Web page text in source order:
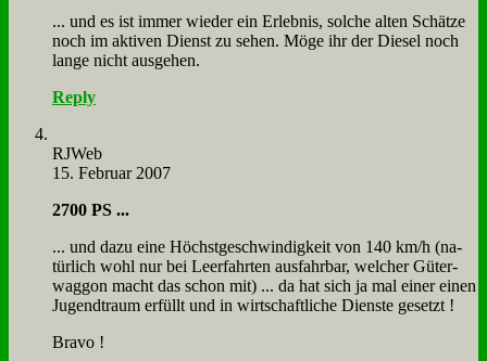
... und es ist im­mer wie­der ein Er­leb­nis, sol­che al­ten Schät­ze
noch im ak­ti­ven Dienst zu se­hen. Mö­ge ihr der Die­sel noch
lan­ge nicht aus­ge­hen.
Reply
RJ­Web
15. Februar 2007
2700 PS ...
... und da­zu ei­ne Höchst­ge­schwin­dig­keit von 140 km/h (na­
tür­lich wohl nur bei Leer­fahr­ten aus­fahr­bar, wel­cher Gü­ter­
wag­gon macht das schon mit) ... da hat sich ja mal ei­ner ei­nen
Ju­gend­traum er­füllt und in wirt­schaft­li­che Dien­ste ge­setzt !
Bra­vo !